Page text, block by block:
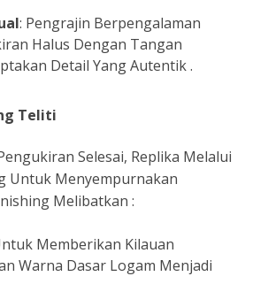
: Pengrajin Berpengalaman
Halus Dengan Tangan
Detail Yang Autentik .
Teliti
Selesai, Replika Melalui
Untuk Menyempurnakan
Melibatkan :
Memberikan Kilauan
Warna Dasar Logam Menjadi